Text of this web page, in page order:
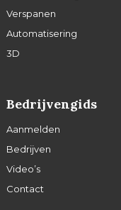
Verspanen
Automatisering
3D
Bedrijvengids
Aanmelden
Bedrijven
Video’s
Contact